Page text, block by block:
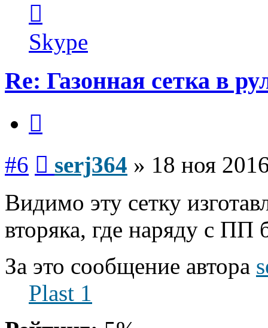
пользователя
serj364
Skype
Re: Газонная сетка в
#6 serj364 » 18 ноя
Видимо эту сетку
вторяка, где наряду с
За это сообщение автора
Plast 1